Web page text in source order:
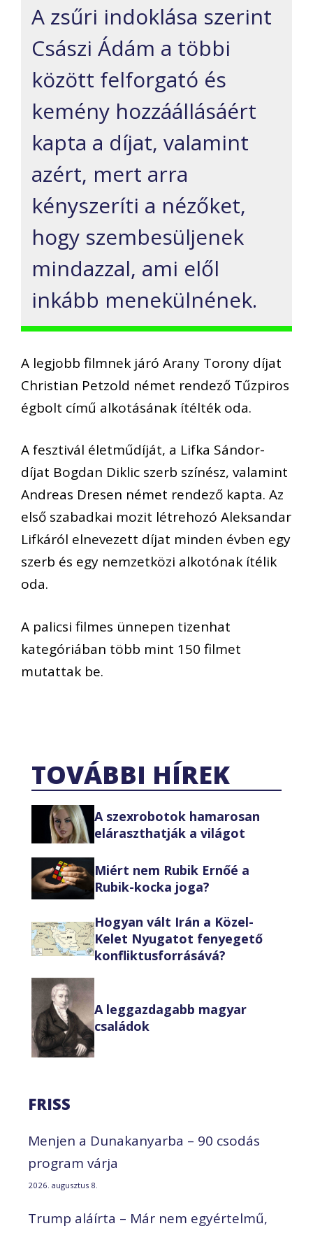
A zsűri indoklása szerint
Császi Ádám a többi
között felforgató és
kemény hozzáállásáért
kapta a díjat, valamint
azért, mert arra
kényszeríti a nézőket,
hogy szembesüljenek
mindazzal, ami elől
inkább menekülnének.
A legjobb filmnek járó Arany Torony díjat
Christian Petzold német rendező Tűzpiros
égbolt című alkotásának ítélték oda.
A fesztivál életműdíját, a Lifka Sándor-
díjat Bogdan Diklic szerb színész, valamint
Andreas Dresen német rendező kapta. Az
első szabadkai mozit létrehozó Aleksandar
Lifkáról elnevezett díjat minden évben egy
szerb és egy nemzetközi alkotónak ítélik
oda.
A palicsi filmes ünnepen tizenhat
kategóriában több mint 150 filmet
mutattak be.
TOVÁBBI HÍREK
A szexrobotok hamarosan
eláraszthatják a világot
Miért nem Rubik Ernőé a
Rubik-kocka joga?
Hogyan vált Irán a Közel-
Kelet Nyugatot fenyegető
konfliktusforrásává?
A leggazdagabb magyar
családok
FRISS
Menjen a Dunakanyarba – 90 csodás
program várja
2026. augusztus 8.
Trump aláírta – Már nem egyértelmű,